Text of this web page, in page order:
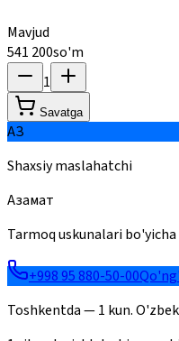
Mavjud
541 200so'm
1
Savatga
АЗ
Shaxsiy maslahatchi
Азамат
Tarmoq uskunalari
+998 95 880-50-00
Toshkentda — 1 kun.